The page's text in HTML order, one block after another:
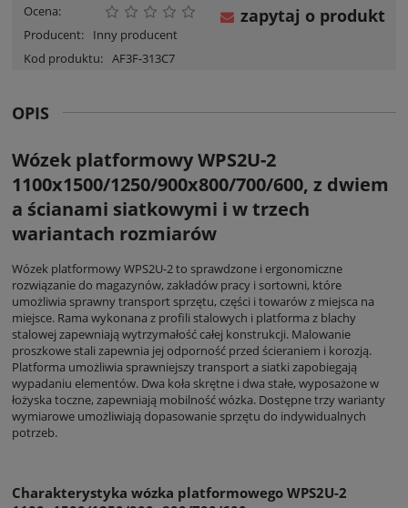
Ocena:
Producent:
Inny producent
Kod produktu: AF3F-313C7
zapytaj o produkt
OPIS
Wózek platformowy WPS2U-2
1100x1500/1250/900x800/700/600, z dwiem
a ścianami siatkowymi i w trzech
wariantach rozmiarów
Wózek platformowy WPS2U-2 to sprawdzone i ergonomiczne
rozwiązanie do magazynów, zakładów pracy i sortowni, które
umożliwia sprawny transport sprzętu, części i towarów z miejsca na
miejsce. Rama wykonana z profili stalowych i platforma z blachy
stalowej zapewniają wytrzymałość całej konstrukcji. Malowanie
proszkowe stali zapewnia jej odporność przed ścieraniem i korozją.
Platforma umożliwia sprawniejszy transport a siatki zapobiegają
wypadaniu elementów. Dwa koła skrętne i dwa stałe, wyposażone w
łożyska toczne, zapewniają mobilność wózka. Dostępne trzy warianty
wymiarowe umożliwiają dopasowanie sprzętu do indywidualnych
potrzeb.
Charakterystyka wózka platformowego WPS2U-2